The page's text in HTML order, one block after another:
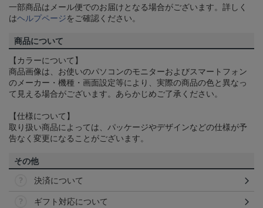
一部商品はメール便でのお届けとなる場合がございます。詳しく
はヘルプページをご確認ください。
商品について
【カラーについて】
商品画像は、お使いのパソコンのモニターおよびスマートフォン
のメーカー・機種・画面設定等により、実際の商品の色と異なっ
て見える場合がございます。あらかじめご了承ください。
【仕様について】
取り扱い商品によっては、パッケージやデザインなどの仕様が予
告なく変更になることがございます。
その他
決済について
ギフト対応について